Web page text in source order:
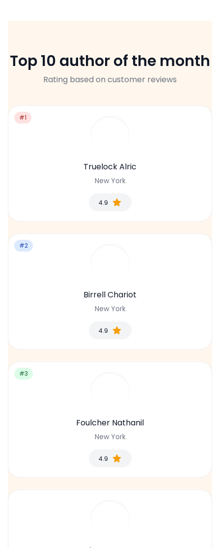
Top 10 author of the month
Rating based on customer reviews
#1
Truelock Alric
New York
4.9
#2
Birrell Chariot
New York
4.9
#3
Foulcher Nathanil
New York
4.9